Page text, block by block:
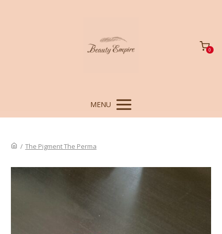
0
MENU
/ The Pigment The Perma